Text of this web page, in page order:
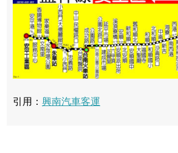
引用： 興南汽車客運